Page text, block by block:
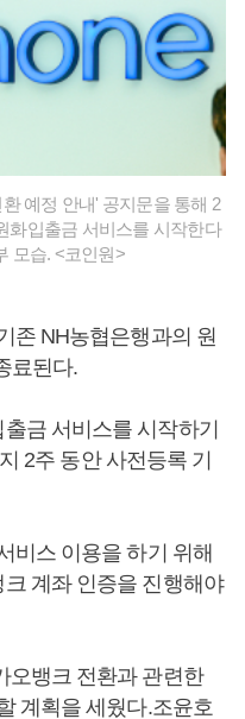
예정 안내' 공지문을 통해 2
화입출금 서비스를 시작한다
모습. <코인원>
존 NH농협은행과의 원
료된다.
금 서비스를 시작하기
2주 동안 사전등록 기
비스 이용을 하기 위해
계좌 인증을 진행해야
오뱅크 전환과 관련한
계획을 세웠다.조윤호